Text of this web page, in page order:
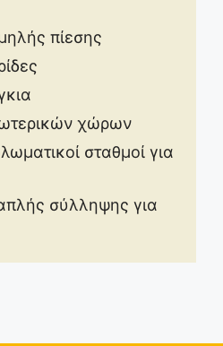
πίεσης
χώρων
σταθμοί για
σύλληψης για